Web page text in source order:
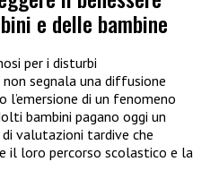
e delle bambine
per i disturbi
segnala una diffusione
di un fenomeno
bambini pagano oggi un
valutazioni tardive che
il loro percorso scolastico e la